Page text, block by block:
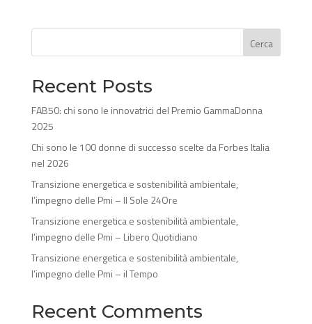
Cerca
Recent Posts
FAB50: chi sono le innovatrici del Premio GammaDonna
2025
Chi sono le 100 donne di successo scelte da Forbes Italia
nel 2026
Transizione energetica e sostenibilità ambientale,
l’impegno delle Pmi – Il Sole 24Ore
Transizione energetica e sostenibilità ambientale,
l’impegno delle Pmi – Libero Quotidiano
Transizione energetica e sostenibilità ambientale,
l’impegno delle Pmi – il Tempo
Recent Comments